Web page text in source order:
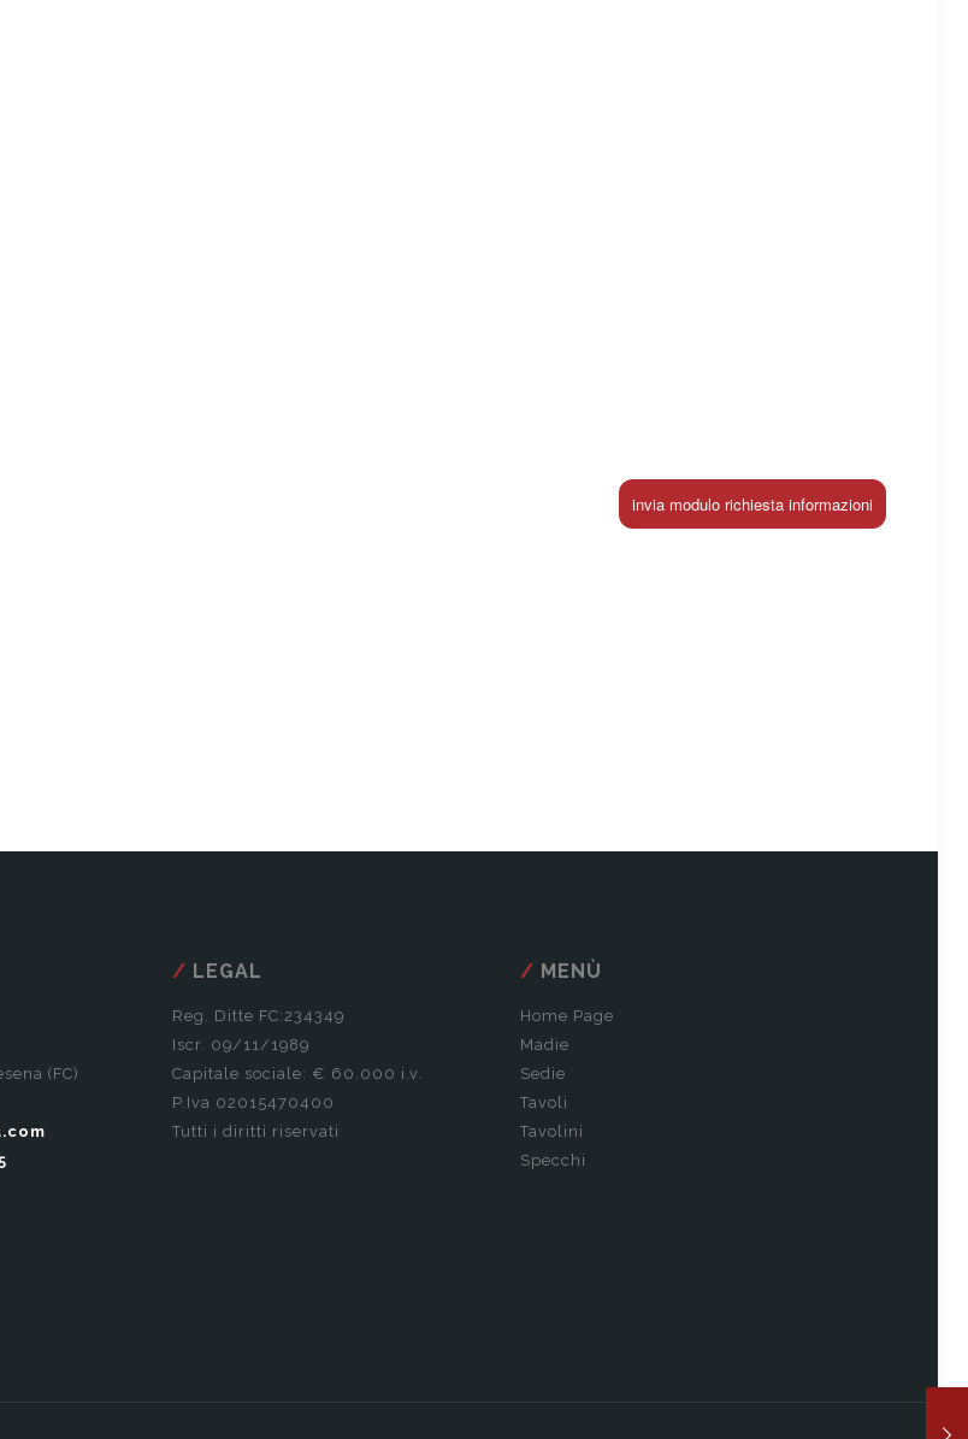
(FC)
LEGAL
Reg. Ditte FC:234349
Iscr. 09/11/1989
Capitale sociale: € 60.000 i.v.
P.Iva 02015470400
Tutti i diritti riservati
MENÙ
Home Page
Madie
Sedie
Tavoli
Tavolini
Specchi